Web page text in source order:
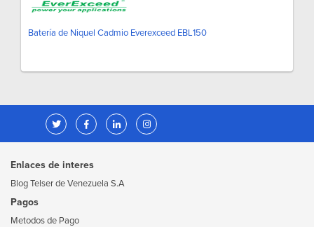
Batería de Niquel Cadmio Everexceed EBL150
Enlaces de interes
Blog Telser de Venezuela S.A
Pagos
Metodos de Pago